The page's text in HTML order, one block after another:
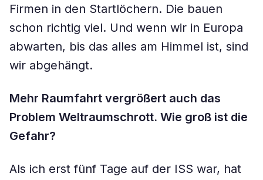
Firmen in den Startlöchern. Die bauen
schon richtig viel. Und wenn wir in Europa
abwarten, bis das alles am Himmel ist, sind
wir abgehängt.
Mehr Raumfahrt vergrößert auch das
Problem Weltraumschrott. Wie groß ist die
Gefahr?
Als ich erst fünf Tage auf der ISS war, hat